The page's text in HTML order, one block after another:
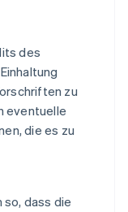
des
zu
eventuelle
die es zu
so, dass die